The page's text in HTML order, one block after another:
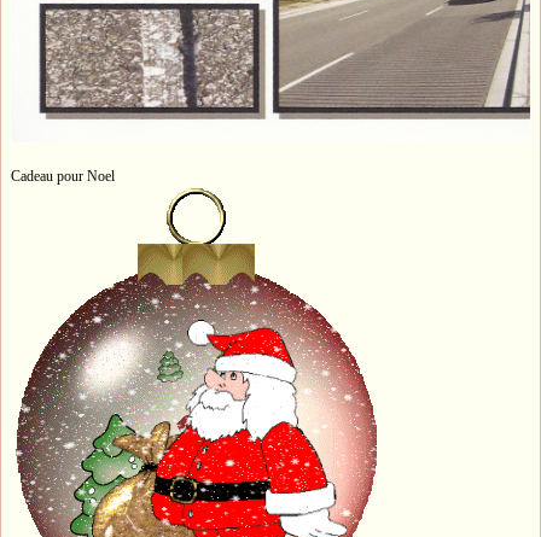
Cadeau pour Noel